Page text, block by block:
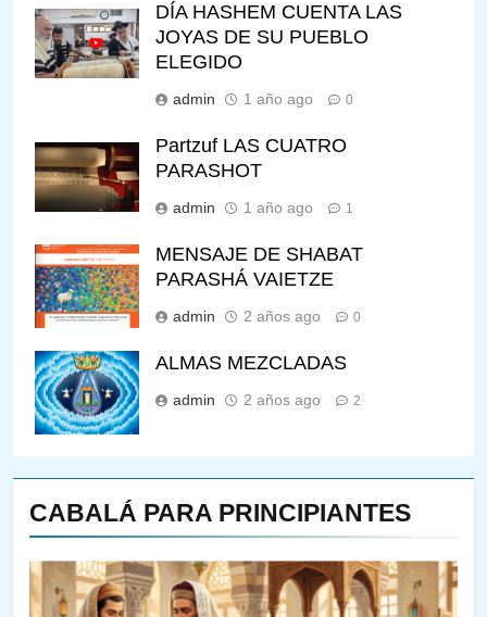
CABALÁ PARA PRINCIPIANTES
DÍA HASHEM CUENTA LAS
JOYAS DE SU PUEBLO
ELEGIDO
admin 1 año ago 0
Partzuf LAS CUATRO
PARASHOT
admin 1 año ago 1
MENSAJE DE SHABAT
PARASHÁ VAIETZE
admin 2 años ago 0
ALMAS MEZCLADAS
admin 2 años ago 2